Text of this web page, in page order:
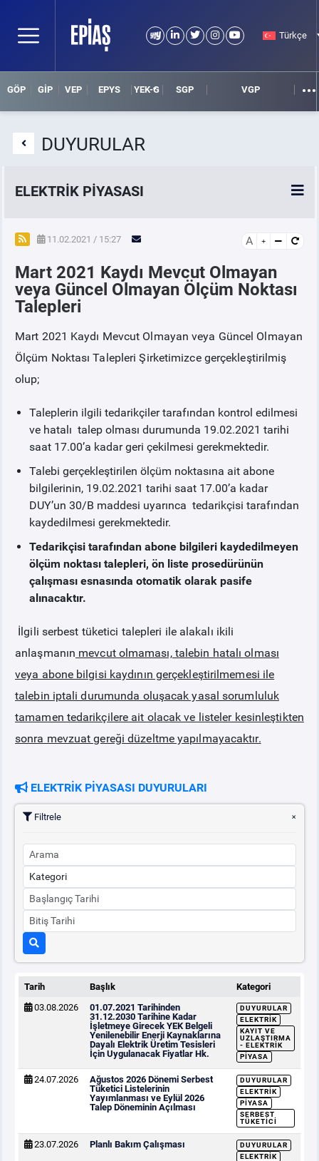
Türkçe
GÖP GİP VEP EPYS YEK-G SGP VGP
DUYURULAR
ELEKTRİK PİYASASI
SPOT ELEKTRİK PİYASALARI
ÖRNEK FİNANS BELGELERİ
VADELİ ELEKTRİK PİYASASI
PİYASAKAYITSÜRECİ
MALİ UZLAŞTIRMA
TEMİNAT
BÜLTENLER
DUYURULAR
BT HİZMET YÖNETİM SİSTEMİ POLİTİKAMIZ
11.02.2021 / 15:27 A
Mart 2021 Kaydı Mevcut Olmayan
veya Güncel Olmayan Ölçüm Noktası
Talepleri
Mart 2021 Kaydı Mevcut Olmayan veya Güncel Olmayan
Ölçüm Noktası Talepleri Şirketimizce gerçekleştirilmiş
olup;
Taleplerin ilgili tedarikçiler tarafından kontrol edilmesi
ve hatalı talep olması durumunda 19.02.2021 tarihi
saat 17.00’a kadar geri çekilmesi gerekmektedir.
Talebi gerçekleştirilen ölçüm noktasına ait abone
bilgilerinin, 19.02.2021 tarihi saat 17.00’a kadar
DUY’un 30/B maddesi uyarınca tedarikçisi tarafından
kaydedilmesi gerekmektedir.
Tedarikçisi tarafından abone bilgileri kaydedilmeyen
ölçüm noktası talepleri, ön liste prosedürünün
çalışması esnasında otomatik olarak pasife
alınacaktır.
İlgili serbest tüketici talepleri ile alakalı ikili
anlaşmanın mevcut olmaması, talebin hatalı olması
veya abone bilgisi kaydının gerçekleştirilmemesi ile
talebin iptali durumunda oluşacak yasal sorumluluk
tamamen tedarikçilere ait olacak ve listeler kesinleştikten
sonra mevzuat gereği düzeltme yapılmayacaktır.
ELEKTRİK PİYASASI DUYURULARI
Filtrele
Tarih Başlık
Kategori
03.08.2026
01.07.2021 Tarihinden
31.12.2030 Tarihine Kadar
İşletmeye Girecek YEK Belgeli
Yenilenebilir Enerji Kaynaklarına
Dayalı Elektrik Üretim Tesisleri
İçin Uygulanacak Fiyatlar Hk.
DUYURULAR
ELEKTRIK
KAYIT VE
UZLAŞTIRMA
- ELEKTRIK
PIYASA
24.07.2026
Ağustos 2026 Dönemi Serbest
Tüketici Listelerinin
Yayımlanması ve Eylül 2026
Talep Döneminin Açılması
DUYURULAR
ELEKTRIK
PIYASA
SERBEST
TÜKETICI
23.07.2026 Planlı Bakım Çalışması
DUYURULAR
ELEKTRIK